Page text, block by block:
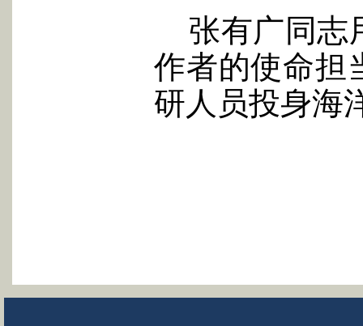
张有广同志
作者的使命担
研人员投身海